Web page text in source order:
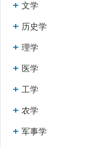
文学
历史学
理学
医学
工学
农学
军事学